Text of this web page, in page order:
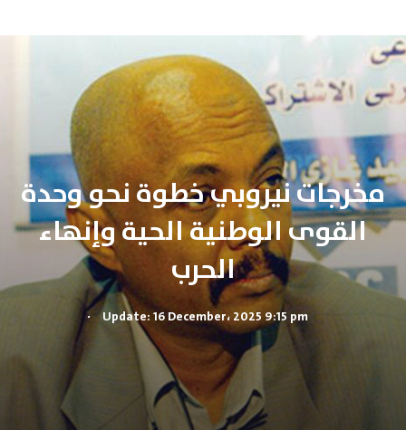
مخرجات نيروبي خطوة نحو وحدة
القوى الوطنية الحية وإنهاء
الحرب
. Update: 16 December، 2025 9:15 pm